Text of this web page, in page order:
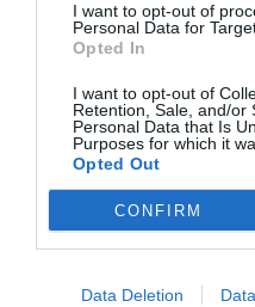
I want to opt-out of
Personal Data for
Opted In
I want to opt-out of
Retention, Sale, and/or
Personal Data that Is
Purposes for which it
Opted Out
CONFIRM
Data Deletion
Isabel Pantoja